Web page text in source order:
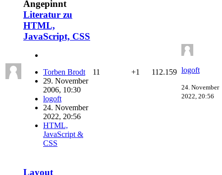
Angepinnt
Literatur zu
HTML,
JavaScript, CSS
Torben Brodt
29. November
2006, 10:30
logoft
24. November
2022, 20:56
HTML,
JavaScript &
CSS
11 +1 112.159 logoft
24. November
2022, 20:56
Layout